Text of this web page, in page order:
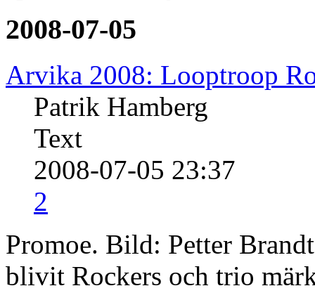
2008-07-05
Arvika 2008: Looptroop
Patrik Hamberg
Text
2008-07-05 23:37
2
Promoe. Bild: Petter
blivit Rockers och trio